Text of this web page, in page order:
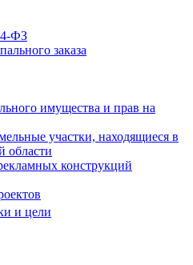
ФЗ
заказа
имущества и прав на
участки, находящиеся в
области
конструкций
и цели